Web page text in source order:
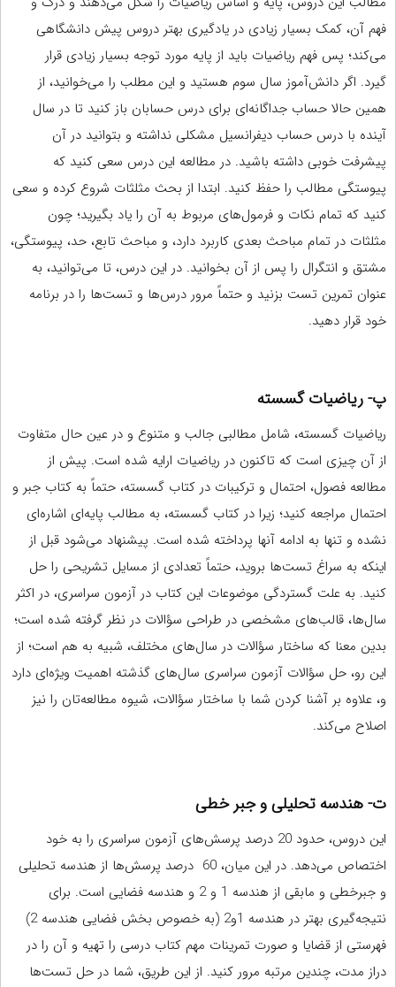
فهم آن، کمک بسیار زیادی در یادگیری بهتر دروس پیش دانشگاهی
می‌کند؛ پس فهم ریاضیات باید از پایه مورد توجه بسیار زیادی قرار
گیرد. اگر دانش‌آموز سال سوم هستید و این مطلب را می‌خوانید، از
همین حالا حساب جداگانه‌ای برای درس حسابان باز کنید تا در سال
آینده با درس حساب دیفرانسیل مشکلی نداشته و بتوانید در آن
پیشرفت خوبی داشته باشید. در مطالعه این درس سعی کنید که
پیوستگی مطالب را حفظ کنید. ابتدا از بحث مثلثات شروع کرده و سعی
کنید که تمام نکات و فرمول‌های مربوط به آن را یاد بگیرید؛ چون
مثلثات در تمام مباحث بعدی کاربرد دارد، و مباحث تابع، حد، پیوستگی،
مشتق و انتگرال را پس از آن بخوانید. در این درس، تا می‌توانید، به
عنوان تمرین تست بزنید و حتماً مرور درس‌ها و تست‌ها را در برنامه
خود قرار دهید.
پ-ریاضیات گسسته
ریاضیات گسسته، شامل مطالبی جالب و متنوع و در عین حال متفاوت
از آن چیزی است که تاکنون در ریاضیات ارایه شده است. پیش از
مطالعه فصول، احتمال و ترکیبات در کتاب گسسته، حتماً به کتاب جبر و
احتمال مراجعه کنید؛ زیرا در کتاب گسسته، به مطالب پایه‌ای اشاره‌ای
نشده و تنها به ادامه آنها پرداخته شده است. پیشنهاد می‌شود قبل از
اینکه به سراغ تست‌ها بروید، حتماً تعدادی از مسایل تشریحی را حل
کنید. به علت گستردگی موضوعات این کتاب در آزمون سراسری، در اکثر
سال‌ها، قالب‌های مشخصی در طراحی سؤالات در نظر گرفته شده است؛
بدین معنا که ساختار سؤالات در سال‌های مختلف، شبیه به هم است؛ از
این رو، حل سؤالات آزمون سراسری سال‌های گذشته اهمیت ویژه‌ای دارد
و، علاوه بر آشنا کردن شما با ساختار سؤالات، شیوه مطالعه‌تان را نیز
اصلاح می‌کند.
ت- هندسه تحلیلی و جبر خطی
این دروس، حدود 20 درصد پرسش‌های آزمون سراسری را به خود
اختصاص می‌دهد. در این میان، 60 درصد پرسش‌ها از هندسه تحلیلی
و جبرخطی و مابقی از هندسه 1 و 2 و هندسه فضایی است. برای
نتیجه‌گیری بهتر در هندسه 1و2 (به خصوص بخش فضایی هندسه 2)
فهرستی از قضایا و صورت تمرینات مهم کتاب درسی را تهیه و آن را در
دراز مدت، چندین مرتبه مرور کنید. از این طریق، شما در حل تست‌ها